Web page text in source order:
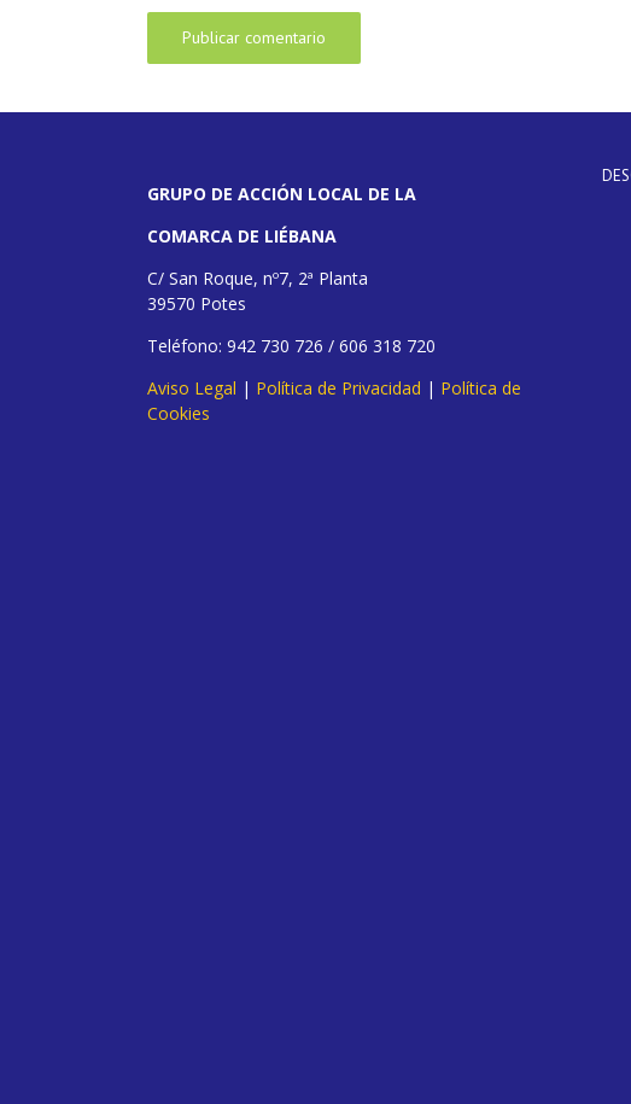
GRUPO DE ACCIÓN LOCAL DE LA
COMARCA DE LIÉBANA
C/ San Roque, nº7, 2ª Planta
39570 Potes
Teléfono: 942 730 726 / 606 318 720
Aviso Legal | Política de Privacidad | Política de
Cookies